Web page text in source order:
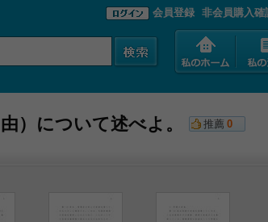
会員登録 非会員購入確
）について述べよ。 推薦 0